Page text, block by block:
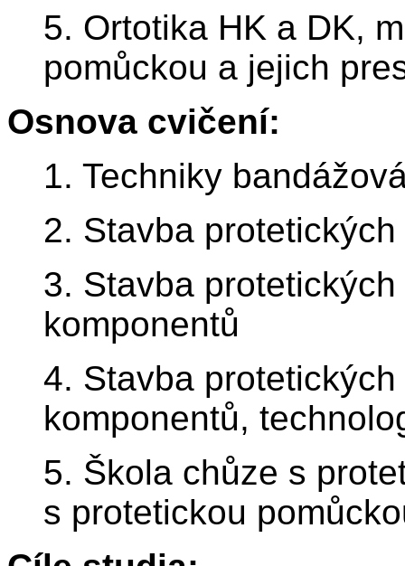
5. Ortotika HK a DK,
pomůckou a jejich
Osnova cvičení:
1. Techniky
2. Stavba
3. Stavba
komponentů
4. Stavba
komponentů,
5. Škola chůze s
s protetickou